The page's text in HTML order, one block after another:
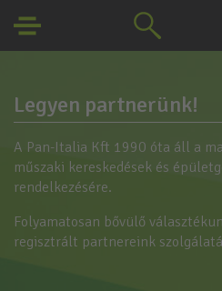
Legyen partnerünk!
A Pan-Italia Kft 1990 óta áll a
műszaki kereskedések és
rendelkezésére.
Folyamatosan bővülő
regisztrált partnereink